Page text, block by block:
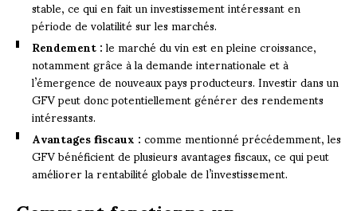
stable, ce qui en fait un investissement intéressant en
période de volatilité sur les marchés.
Rendement :le marché du vin est en pleine croissance,
notamment grâce à la demande internationale et à
l’émergence de nouveaux pays producteurs. Investir dans un
GFV peut donc potentiellement générer des rendements
intéressants.
Avantages fiscaux :comme mentionné précédemment, les
GFV bénéficient de plusieurs avantages fiscaux, ce qui peut
améliorer la rentabilité globale de l’investissement.